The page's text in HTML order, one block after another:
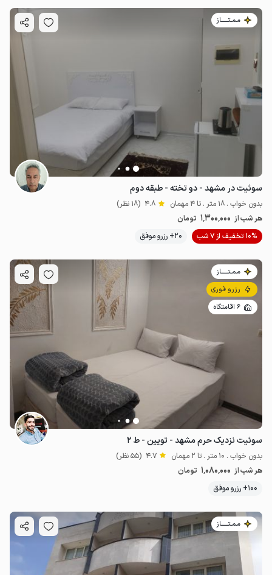
مـمـتــــــاز
سوئیت در مشهد - دو تخته - طبقه دوم
بدون خواب . 18 متر . تا 4 مهمان 4.8 (18 نظر)
هر شب از 1٬300٬000 تومان
10% تخفیف از 7 شب
20+ رزرو موفق
مـمـتــــــاز
رزرو فوری
6 اقامتگاه
سوئیت نزدیک حرم مشهد - تویین - ط ۲
بدون خواب . 10 متر . تا 2 مهمان 4.7 (55 نظر)
هر شب از 1٬080٬000 تومان
100+ رزرو موفق
مـمـتــــــاز